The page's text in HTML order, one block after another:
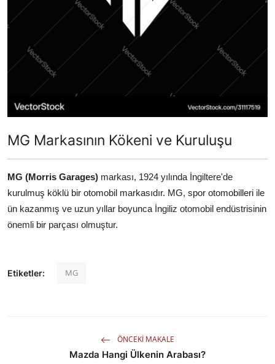
MG Markasının Kökeni ve Kuruluşu
MG (Morris Garages) markası, 1924 yılında İngiltere'de
kurulmuş köklü bir otomobil markasıdır. MG, spor otomobilleri ile
ün kazanmış ve uzun yıllar boyunca İngiliz otomobil endüstrisinin
önemli bir parçası olmuştur.
Etiketler: MG
ÖNCEKI MAKALE
Mazda Hangi Ülkenin Arabası?